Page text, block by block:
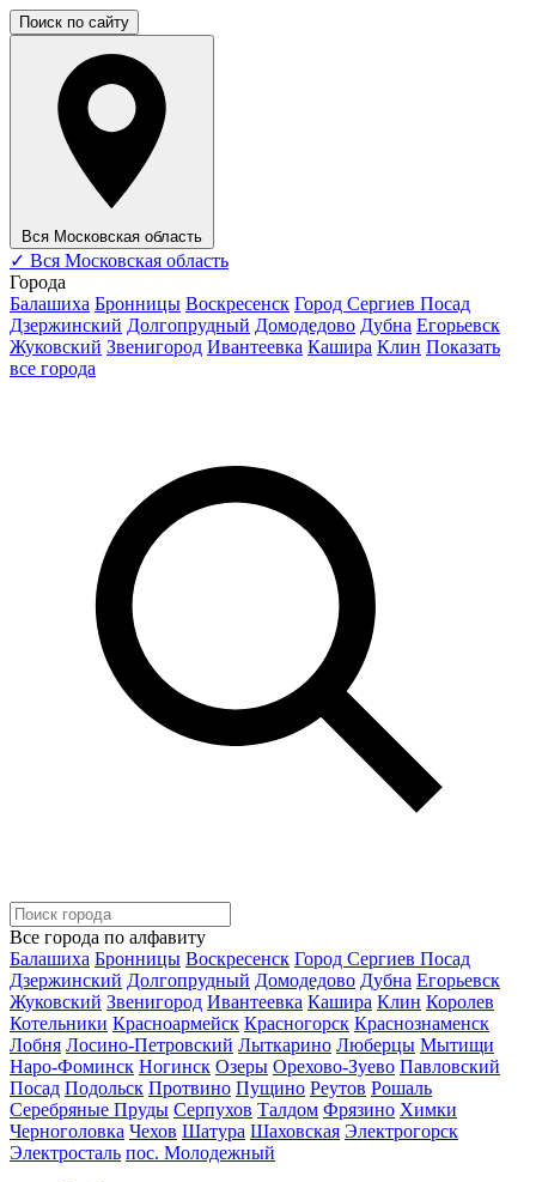
Поиск по сайту
Вся Московская область
✓ Вся Московская область
Города
Балашиха Бронницы Воскресенск Город Сергиев Посад
Дзержинский Долгопрудный Домодедово Дубна Егорьевск
Жуковский Звенигород Ивантеевка Кашира Клин Показать
все города
Все города по алфавиту
Балашиха Бронницы Воскресенск Город Сергиев Посад
Дзержинский Долгопрудный Домодедово Дубна Егорьевск
Жуковский Звенигород Ивантеевка Кашира Клин Королев
Котельники Красноармейск Красногорск Краснознаменск
Лобня Лосино-Петровский Лыткарино Люберцы Мытищи
Наро-Фоминск Ногинск Озеры Орехово-Зуево Павловский
Посад Подольск Протвино Пущино Реутов Рошаль
Серебряные Пруды Серпухов Талдом Фрязино Химки
Черноголовка Чехов Шатура Шаховская Электрогорск
Электросталь пос. Молодежный